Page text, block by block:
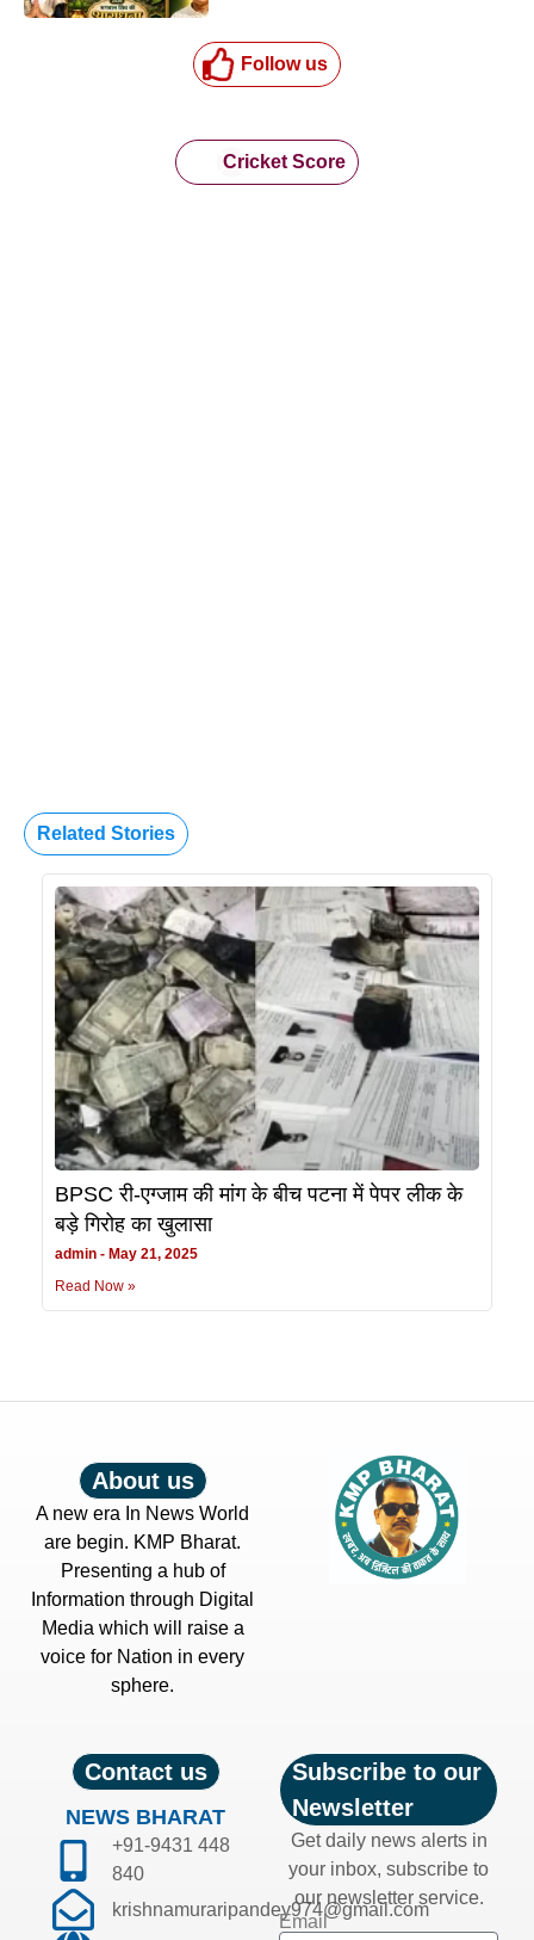
Follow us
Cricket Score
Related Stories
BPSC री-एग्जाम की मांग के बीच पटना में पेपर लीक के
बड़े गिरोह का खुलासा
admin
May 21, 2025
Read Now »
About us
A new era In News World
are begin. KMP Bharat.
Presenting a hub of
Information through Digital
Media which will raise a
voice for Nation in every
sphere.
Contact us
NEWS BHARAT
+91-9431 448
840
krishnamuraripandey974@gmail.com
Subscribe to our
Newsletter
Get daily news alerts in
your inbox, subscribe to
our newsletter service.
Email